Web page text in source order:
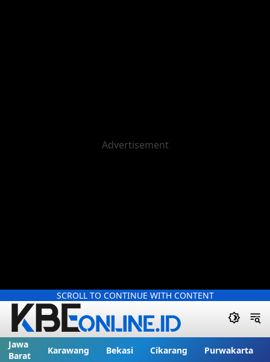
SCROLL TO CONTINUE WITH CONTENT
Jawa
Barat
Karawang Bekasi Cikarang Purwakarta